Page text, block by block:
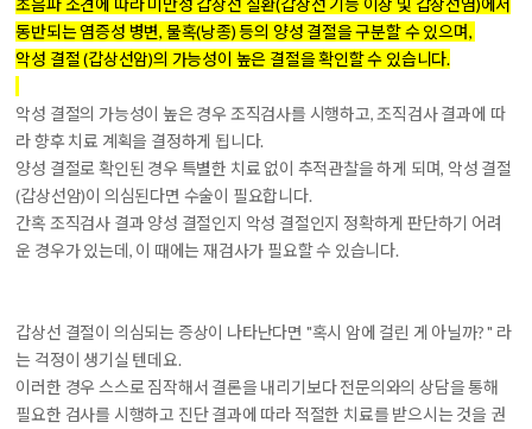
동반되는 염증성 병변, 물혹(낭종) 등의 양성 결절을 구분할 수 있으며,
악성 결절 (갑상선암)의 가능성이 높은 결절을 확인할 수 있습니다.
악성 결절의 가능성이 높은 경우 조직검사를 시행하고, 조직검사 결과에 따
라 향후 치료 계획을 결정하게 됩니다.
양성 결절로 확인된 경우 특별한 치료 없이 추적관찰을 하게 되며, 악성 결절
(갑상선암)이 의심된다면 수술이 필요합니다.
간혹 조직검사 결과 양성 결절인지 악성 결절인지 정확하게 판단하기 어려
운 경우가 있는데, 이 때에는 재검사가 필요할 수 있습니다.
갑상선 결절이 의심되는 증상이 나타난다면 "혹시 암에 걸린 게 아닐까? " 라
는 걱정이 생기실 텐데요.
이러한 경우 스스로 짐작해서 결론을 내리기보다 전문의와의 상담을 통해
필요한 검사를 시행하고 진단 결과에 따라 적절한 치료를 받으시는 것을 권